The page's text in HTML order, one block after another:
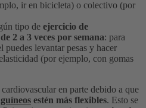
ir en bicicleta) o colectivo (por
tipo de ejercicio de
2 a 3 veces por semana: para
levantar pesas y hacer
(por ejemplo, con gomas
en parte debido a que
estén más flexibles. Esto se